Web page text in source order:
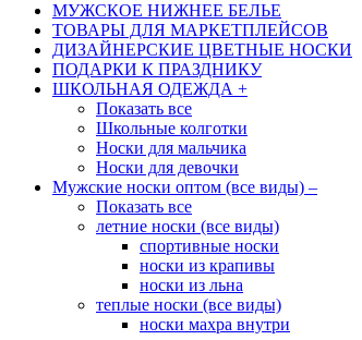
МУЖСКОЕ НИЖНЕЕ БЕЛЬЕ
ТОВАРЫ ДЛЯ МАРКЕТПЛЕЙСОВ
ДИЗАЙНЕРСКИЕ ЦВЕТНЫЕ НОСКИ
ПОДАРКИ К ПРАЗДНИКУ
ШКОЛЬНАЯ ОДЕЖДА +
Показать все
Школьные колготки
Носки для мальчика
Носки для девочки
Мужские носки оптом (все виды) –
Показать все
летние носки (все виды)
спортивные носки
носки из крапивы
носки из льна
теплые носки (все виды)
носки махра внутри